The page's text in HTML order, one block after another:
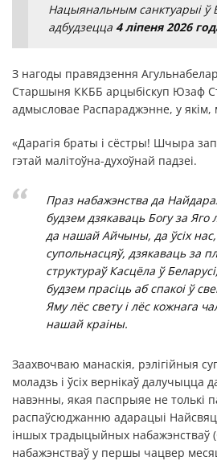
Нацыянальным санктуарыі ў
адбудзецца 4 ліпеня 2026
З нагоды правядзення
Старшыня ККББ арцыбіскуп Юзаф
адмысловае Распараджэнне, у
«Дарагія браты і сёстры! Шчыра
гэтай малітоўна-духоўнай падзеі.
Праз набажэнства да
будзем дзякаваць Богу за Яго
да нашай Айчыны, да ўсіх
супольнасцяў, дзякаваць за
структураў Касцёла ў
будзем прасіць аб спакоі ў
Яму лёс свету і лёс кожнага
нашай краіны.
Заахвочваю манаскія, рэлігійныя
моладзь і ўсіх вернікаў далучыцца
навэнны, якая паспрыяе не толькі
распаўсюджанню адарацыі
іншых традыцыйных набажэнстваў
набажэнстваў у першы чацвер